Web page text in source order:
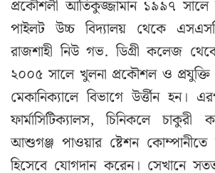
প্রকৌশলী আতিকুজ্জামান ১৯৯৭ সালে
পাইলট উচ্চ বিদ্যালয় থেকে
রাজশাহী নিউ গভ. ডিগ্রী কলেজ
২০০৫ সালে খুলনা প্রকৌশল ও প্রযুক্তি
মেকানিক্যালে বিভাগে উর্ত্তীন হন।
ফার্মাসিটিক্যালস, চিনিকলে
আশুগঞ্জ পাওয়ার ষ্টেশন কোম্পানীতে
হিসেবে যোগদান করেন। সেখানে